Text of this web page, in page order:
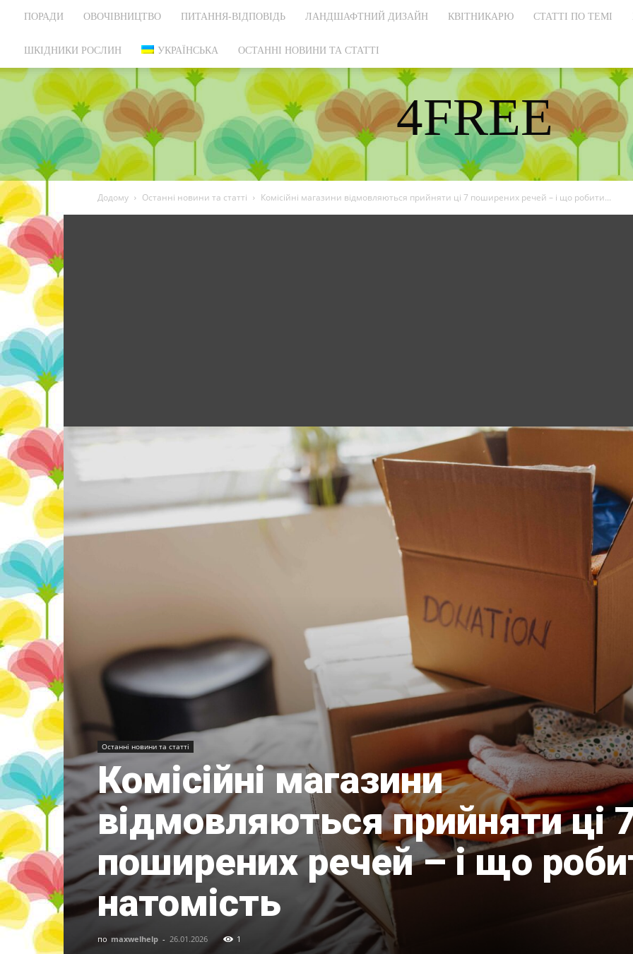
ПОРАДИ ОВОЧІВНИЦТВО ПИТАННЯ-ВІДПОВІДЬ ЛАНДШАФТНИЙ ДИЗАЙН КВІТНИКАРЮ СТАТТІ ПО ТЕМІ
ШКІДНИКИ РОСЛИН УКРАЇНСЬКА ОСТАННІ НОВИНИ ТА СТАТТІ
4FREE
DISCOVER THE ART OF PUBLISHING
Додому Останні новини та статті Комісійні магазини відмовляються прийняти ці 7 поширених речей – і що робити...
Останні новини та статті
Комісійні магазини
відмовляються прийняти ці
поширених речей – і що
натомість
по maxwelhelp - 26.01.2026 1